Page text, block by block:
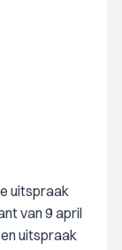
uitspraak
van 9 april
uitspraak